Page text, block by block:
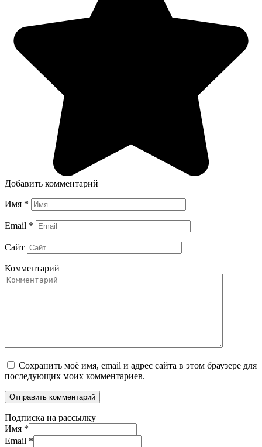
Добавить комментарий
Имя *
Email *
Сайт
Комментарий
Сохранить моё имя, email и адрес сайта в этом браузере для
последующих моих комментариев.
Подписка на рассылку
Имя *
Email *